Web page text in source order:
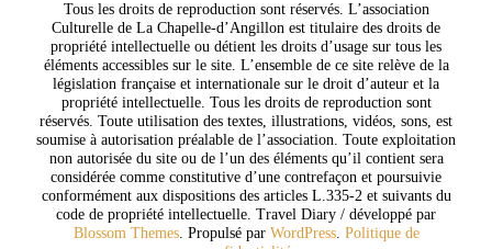
Tous les droits de reproduction sont réservés. L’association
Culturelle de La Chapelle-d’Angillon est titulaire des droits de
propriété intellectuelle ou détient les droits d’usage sur tous les
éléments accessibles sur le site. L’ensemble de ce site relève de la
législation française et internationale sur le droit d’auteur et la
propriété intellectuelle. Tous les droits de reproduction sont
réservés. Toute utilisation des textes, illustrations, vidéos, sons, est
soumise à autorisation préalable de l’association. Toute exploitation
non autorisée du site ou de l’un des éléments qu’il contient sera
considérée comme constitutive d’une contrefaçon et poursuivie
conformément aux dispositions des articles L.335-2 et suivants du
code de propriété intellectuelle. Travel Diary / développé par
Blossom Themes. Propulsé par WordPress. Politique de